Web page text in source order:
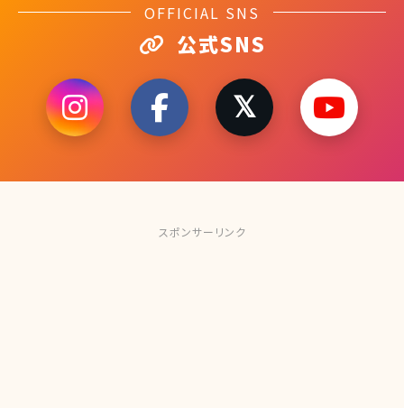
OFFICIAL SNS
公式SNS
スポンサーリンク